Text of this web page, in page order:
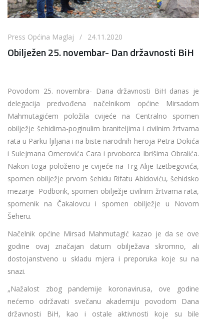
Press Općina Maglaj / 24.11.2020
Obilježen 25. novembar- Dan državnosti BiH
Povodom 25. novembra- Dana državnosti BiH danas je
delegacija predvođena načelnikom općine Mirsadom
Mahmutagićem položila cvijeće na Centralno spomen
obilježje šehidima-poginulim braniteljima i civilnim žrtvama
rata u Parku ljiljana i na biste narodnih heroja Petra Dokića
i Sulejmana Omerovića Cara i prvoborca Ibrišima Obralića.
Nakon toga položeno je cvijeće na Trg Alije Izetbegovića,
spomen obilježje prvom šehidu Rifatu Abidoviću, šehidsko
mezarje Podborik, spomen obilježje civilnim žrtvama rata,
spomenik na Čakalovcu i spomen obilježje u Novom
Šeheru.
Načelnik općine Mirsad Mahmutagić kazao je da se ove
godine ovaj značajan datum obilježava skromno, ali
dostojanstveno u skladu mjera i preporuka koje su na
snazi.
„Nažalost zbog pandemije koronavirusa, ove godine
nećemo održavati svečanu akademiju povodom Dana
državnosti BiH, kao i ostale aktivnosti koje su bile